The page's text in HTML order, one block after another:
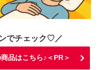
でチェック♡／
品はこちら♪＜PR＞